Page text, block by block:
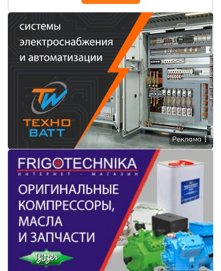
Реклама